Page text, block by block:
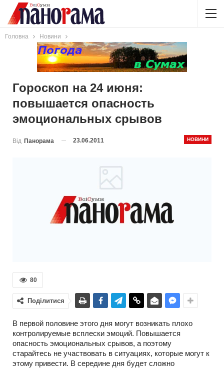
Головна Новини
Гороскоп на 24 июня:
повышается опасность
эмоциональных срывов
НОВИНИ
Від Панорама 23.06.2011
80
Поділитися
В первой половине этого дня могут возникать плохо
контролируемые всплески эмоций. Повышается
опасность эмоциональных срывов, а поэтому
старайтесь не участвовать в ситуациях, которые могут к
этому привести. В середине дня будет сложно